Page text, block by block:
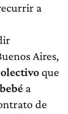
a
Aires,
que
a
de